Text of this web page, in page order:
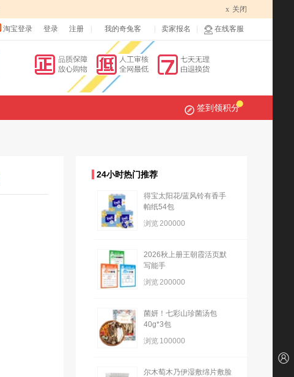
x 关闭
淘宝登录 登录 注册 我的奇兔客 卖家报名 在线客服
签到领积分
24小时热门推荐
得宝太阳花/蓝风铃有香手
帕纸54包
浏览200000
2026秋上册王朝霞活页默
写能手
浏览200000
菌妍！七彩山珍菌汤包
40g*3包
浏览 100000
尔木萄木乃伊湿敷绵片敷脸